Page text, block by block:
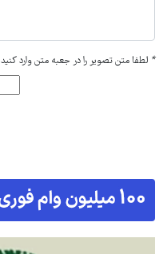
* لطفا متن تصویر را در جعبه متن وارد کنید